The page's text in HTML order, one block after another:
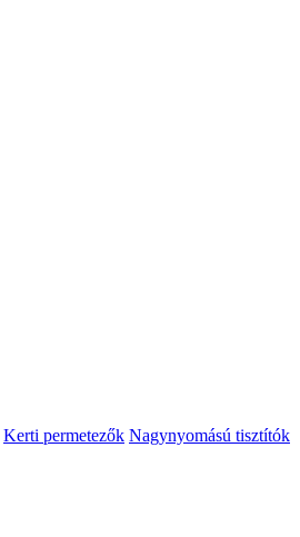
Kerti permetezők Nagynyomású tisztítók